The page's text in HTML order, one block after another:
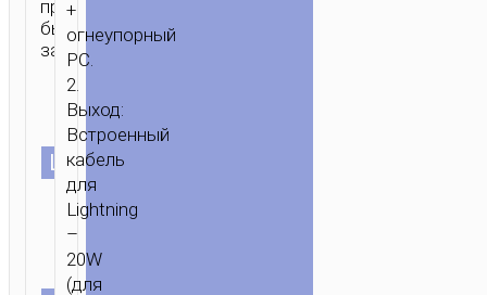
протоколов
быстрой
зарядки.
ЦВЕТ
+
огнеупорный
PC.
2.
Выход:
Встроенный
кабель
для
Lightning
–
20W
(для